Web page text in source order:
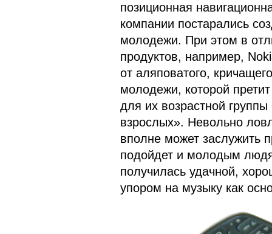
позиционная
компании постарались
молодежи. При этом в
продуктов, например,
от аляповатого,
молодежи, которой
для их возрастной группы
взрослых». Невольно
вполне может заслужить
подойдет и молодым
получилась удачной,
упором на музыку как